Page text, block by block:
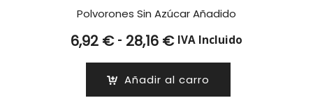
Polvorones Sin Azúcar Añadido
6,92 € - 28,16 €Rango
precios:
desde
IVA Incluido
Añadir al carro